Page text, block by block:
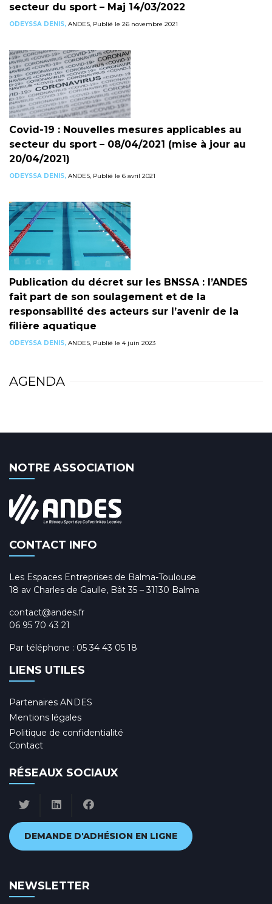
secteur du sport – Maj 14/03/2022
ODEYSSA DENIS, ANDES, Publié le 26 novembre 2021
Covid-19 : Nouvelles mesures applicables au
secteur du sport – 08/04/2021 (mise à jour au
20/04/2021)
ODEYSSA DENIS, ANDES, Publié le 6 avril 2021
Publication du décret sur les BNSSA : l’ANDES
fait part de son soulagement et de la
responsabilité des acteurs sur l’avenir de la
filière aquatique
ODEYSSA DENIS, ANDES, Publié le 4 juin 2023
AGENDA
NOTRE ASSOCIATION
CONTACT INFO
Les Espaces Entreprises de Balma-Toulouse
18 av Charles de Gaulle, Bât 35 – 31130 Balma
contact@andes.fr
06 95 70 43 21
Par téléphone : 05 34 43 05 18
LIENS UTILES
Partenaires ANDES
Mentions légales
Politique de confidentialité
Contact
RÉSEAUX SOCIAUX
DEMANDE D'ADHÉSION EN LIGNE
NEWSLETTER